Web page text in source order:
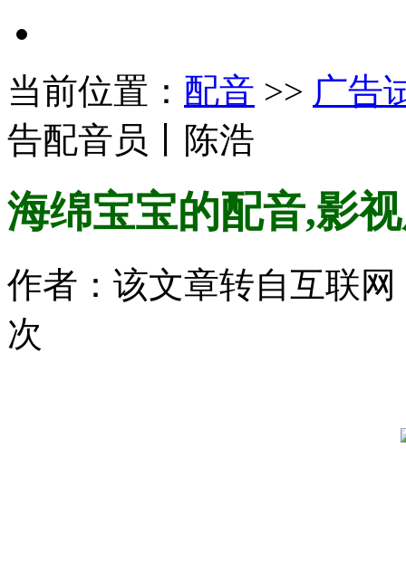
当前位置： 配音 >> 广告
告配音员丨陈浩
海绵宝宝的配音,影
作者：该文章转自互联网
次